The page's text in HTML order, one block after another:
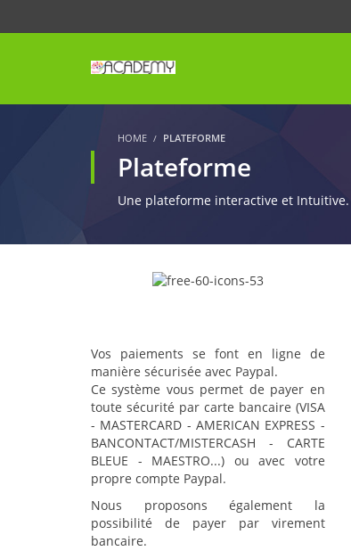
HOME PLATEFORME
Plateforme
Une plateforme interactive et Intuitive.
Vos paiements se font en ligne de
manière sécurisée avec Paypal.
Ce système vous permet de payer en
toute sécurité par carte bancaire (VISA
- MASTERCARD - AMERICAN EXPRESS -
BANCONTACT/MISTERCASH - CARTE
BLEUE - MAESTRO...) ou avec votre
propre compte Paypal.
Nous proposons également la
possibilité de payer par virement
bancaire.